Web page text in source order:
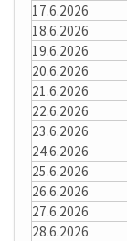
17.6.2026
18.6.2026
19.6.2026
20.6.2026
21.6.2026
22.6.2026
23.6.2026
24.6.2026
25.6.2026
26.6.2026
27.6.2026
28.6.2026